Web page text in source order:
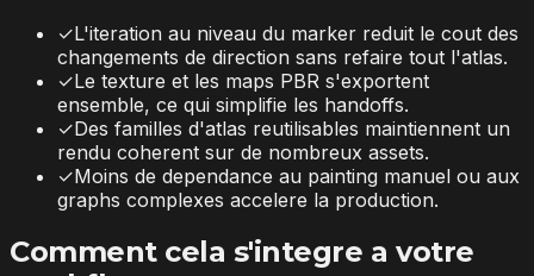
✓L'iteration au niveau du marker reduit le cout des
changements de direction sans refaire tout l'atlas.
✓Le texture et les maps PBR s'exportent
ensemble, ce qui simplifie les handoffs.
✓Des familles d'atlas reutilisables maintiennent un
rendu coherent sur de nombreux assets.
✓Moins de dependance au painting manuel ou aux
graphs complexes accelere la production.
Comment cela s'integre a votre